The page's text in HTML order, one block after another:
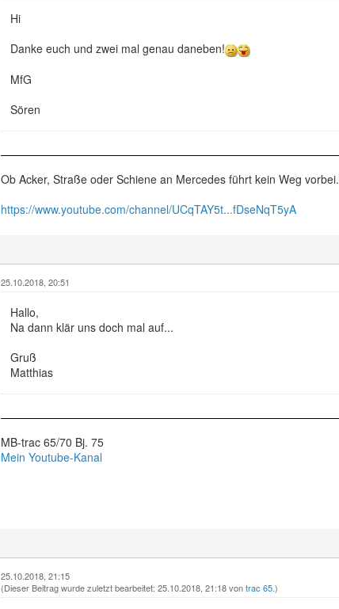
Hi
Danke euch und zwei mal genau daneben!
MfG
Sören
Ob Acker, Straße oder Schiene an Mercedes führt kein Weg vorbei.
https://www.youtube.com/channel/UCqTAY5t...fDseNqT5yA
25.10.2018, 20:51
Hallo,
Na dann klär uns doch mal auf...
Gruß
Matthias
MB-trac 65/70 Bj. 75
Mein Youtube-Kanal
25.10.2018, 21:15
(Dieser Beitrag wurde zuletzt bearbeitet: 25.10.2018, 21:18 vontrac 65.)